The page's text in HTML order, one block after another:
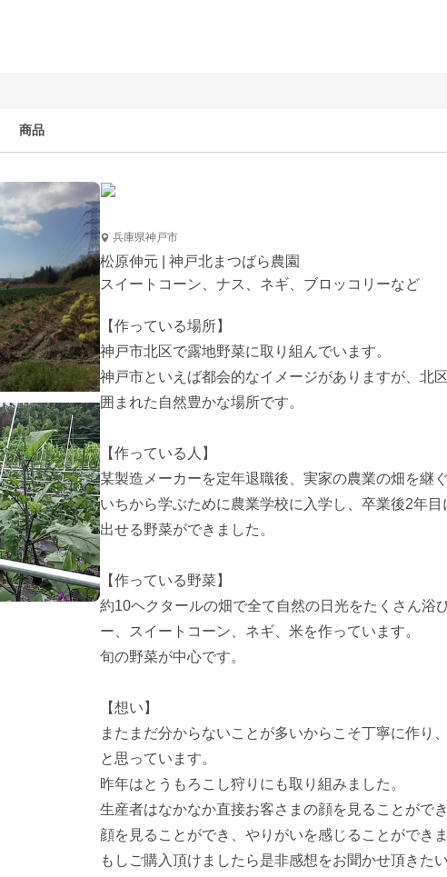
商品
兵庫県神戸市
松原伸元 | 神戸北まつばら農園
スイートコーン、ナス、ネギ、ブロッコリーなど
【作っている場所】
神戸市北区で露地野菜に取り組んでいます。
神戸市といえば都会的なイメージがありますが、北
囲まれた自然豊かな場所です。
【作っている人】
某製造メーカーを定年退職後、実家の農業の畑を継
いちから学ぶために農業学校に入学し、卒業後2年
出せる野菜ができました。
【作っている野菜】
約10ヘクタールの畑で全て自然の日光をたくさん浴
ー、スイートコーン、ネギ、米を作っています。
旬の野菜が中心です。
【想い】
またまだ分からないことが多いからこそ丁寧に作り
と思っています。
昨年はとうもろこし狩りにも取り組みました。
生産者はなかなか直接お客さまの顔を見ることがで
顔を見ることができ、やりがいを感じることができま
もしご購入頂けましたら是非感想をお聞かせ頂きたい